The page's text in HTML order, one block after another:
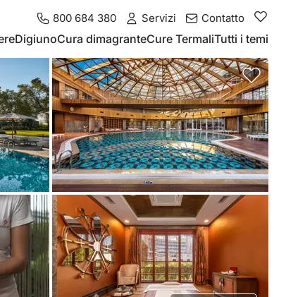
800 684 380 Servizi Contatto
DigiunoCura dimagranteCure TermaliTutti i temi